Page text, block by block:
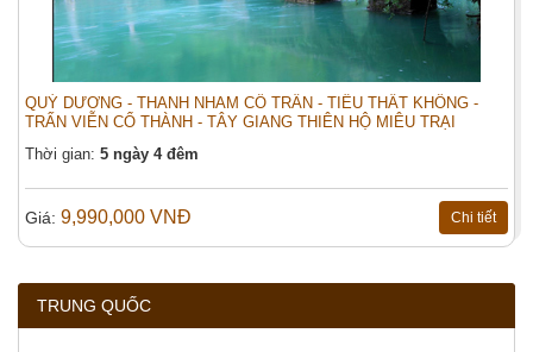
QUÝ DƯƠNG - THANH NHAM CỔ TRẤN - TIỂU THẤT KHỔNG -
TRẤN VIỄN CỔ THÀNH - TÂY GIANG THIÊN HỘ MIÊU TRẠI
Thời gian: 5 ngày 4 đêm
Giá: 9,990,000 VNĐ Chi tiết
TRUNG QUỐC